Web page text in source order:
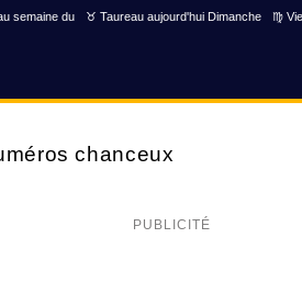
semaine du ♉ Taureau aujourd'hui Dimanche ♍
chanceux